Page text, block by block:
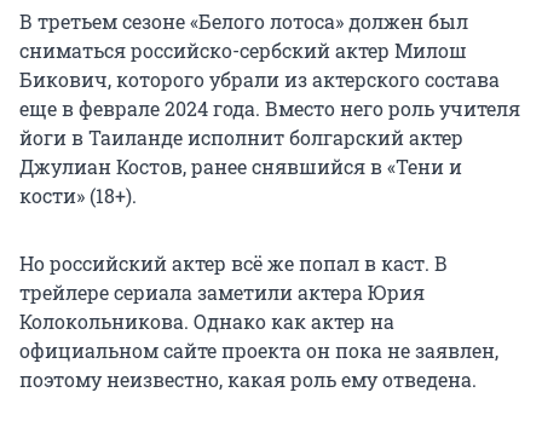
В третьем сезоне «Белого лотоса» должен был
сниматься российско-сербский актер Милош
Бикович, которого убрали из актерского состава
еще в феврале 2024 года. Вместо него роль учителя
йоги в Таиланде исполнит болгарский актер
Джулиан Костов, ранее снявшийся в «Тени и
кости» (18+).
Но российский актер всё же попал в каст. В
трейлере сериала заметили актера Юрия
Колокольникова. Однако как актер на
официальном сайте проекта он пока не заявлен,
поэтому неизвестно, какая роль ему отведена.